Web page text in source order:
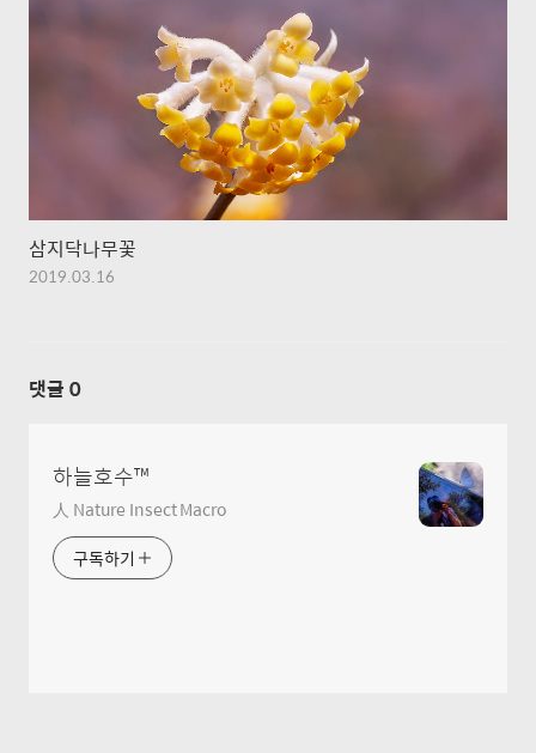
삼지닥나무꽃
2019.03.16
댓글 0
하늘호수™
人 Nature Insect Macro
구독하기